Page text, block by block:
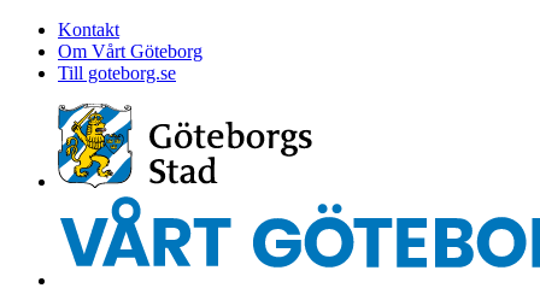
Kontakt
Om Vårt Göteborg
Till goteborg.se